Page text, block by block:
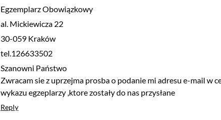
Egzemplarz Obowiązkowy
al. Mickiewicza 22
30-059 Kraków
tel.126633502
Szanowni Państwo
Zwracam sie z uprzejma prosba o podanie mi adresu e-mail w
wykazu egzeplarzy ,ktore zostały do nas przysłane
Reply